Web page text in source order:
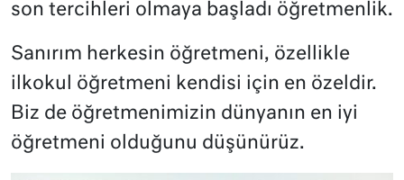
son tercihleri olmaya başladı öğretmenlik.
Sanırım herkesin öğretmeni, özellikle
ilkokul öğretmeni kendisi için en özeldir.
Biz de öğretmenimizin dünyanın en iyi
öğretmeni olduğunu düşünürüz.